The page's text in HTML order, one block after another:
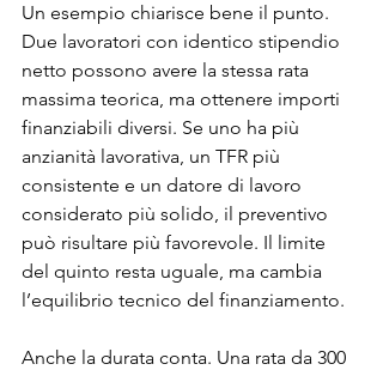
Un esempio chiarisce bene il punto.
Due lavoratori con identico stipendio
netto possono avere la stessa rata
massima teorica, ma ottenere importi
finanziabili diversi. Se uno ha più
anzianità lavorativa, un TFR più
consistente e un datore di lavoro
considerato più solido, il preventivo
può risultare più favorevole. Il limite
del quinto resta uguale, ma cambia
l’equilibrio tecnico del finanziamento.
Anche la durata conta. Una rata da 300